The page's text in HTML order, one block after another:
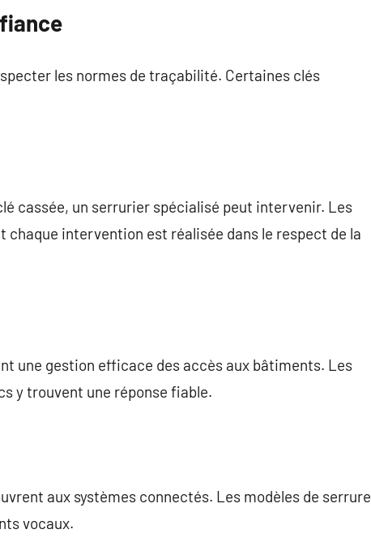
les normes de traçabilité. Certaines clés
cassée, un serrurier spécialisé peut intervenir. Les
intervention est réalisée dans le respect de la
une gestion efficace des accès aux bâtiments. Les
y trouvent une réponse fiable.
aux systèmes connectés. Les modèles de serrure
vocaux.